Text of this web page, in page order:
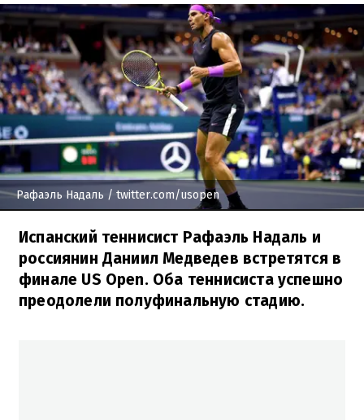
Рафаэль Надаль / twitter.com/usopen
Испанский теннисист Рафаэль Надаль и
россиянин Даниил Медведев встретятся в
финале US Open. Оба теннисиста успешно
преодолели полуфинальную стадию.